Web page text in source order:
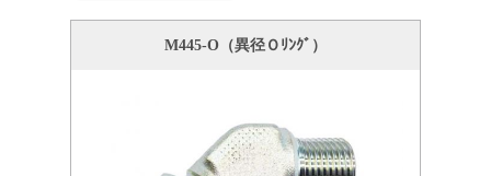
M445-O（異径Ｏﾘﾝｸﾞ）